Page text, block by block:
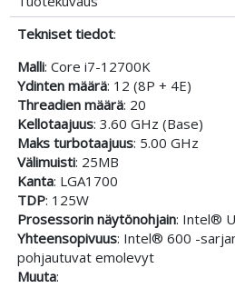
Tekniset tiedot:
Malli: Core i7-12700K
Ydinten määrä: 12 (8P + 4E)
Threadien määrä: 20
Kellotaajuus: 3.60 GHz (Base)
Maks turbotaajuus: 5.00 GHz
Välimuisti: 25MB
Kanta: LGA1700
TDP: 125W
Prosessorin näytönohjain: Intel®
Yhteensopivuus: Intel® 600 -
pohjautuvat emolevyt
Muuta: